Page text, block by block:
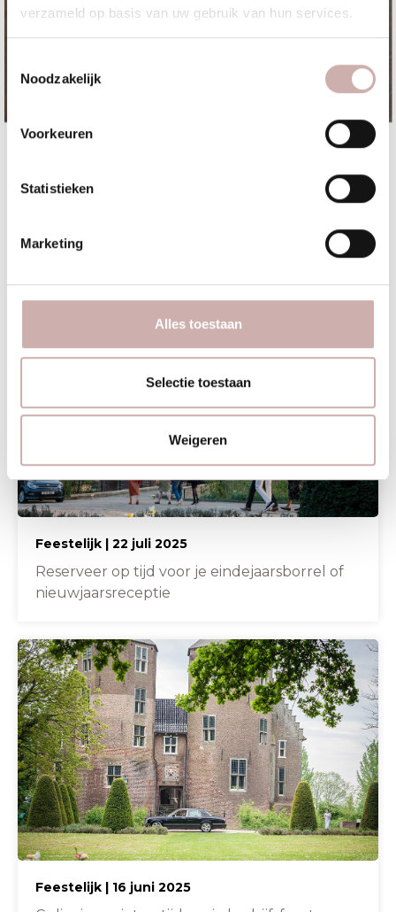
verzameld op basis van uw gebruik van hun services.
Noodzakelijk
Voorkeuren
Statistieken
Marketing
Alles toestaan
Selectie toestaan
Weigeren
nieuwjaarsreceptie bij Kasteel Dussen!
Feestelijk | 22 juli 2025
Reserveer op tijd voor je eindejaarsborrel of
nieuwjaarsreceptie
Feestelijk | 16 juni 2025
trouwmogelijkheden van Kasteel Dussen te ontdekken. Tijdens
de inspiratieavond ontdek je alles wat wij en onze partners voor
POWERED BY